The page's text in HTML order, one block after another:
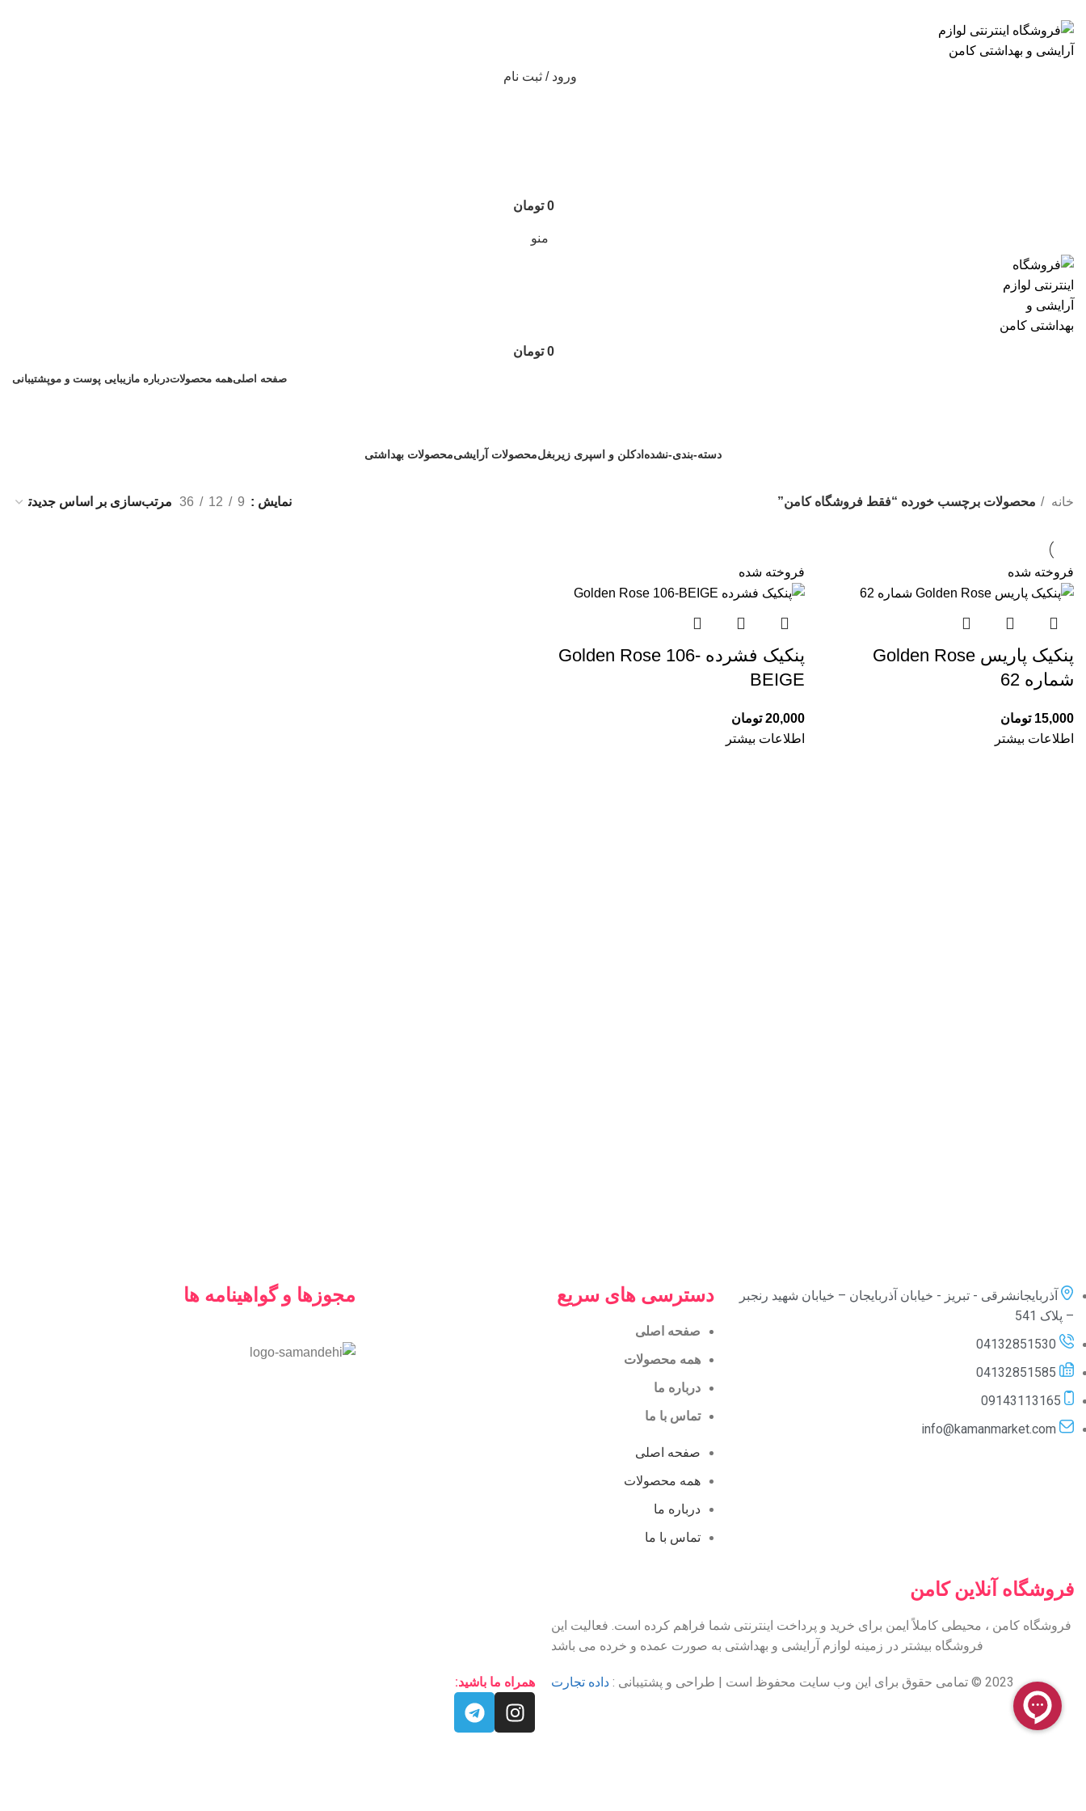
ورود / ثبت نام
0 تومان
منو
0 تومان
صفحه اصلیهمه محصولاتدرباره مازیبایی پوست و موپشتیبانی
دسته-بندی-نشده ادکلن و اسپری زیربغلمحصولات آرایشیمحصولات بهداشتی
خانه محصولات برچسب خورده “فقط فروشگاه کامن” نمایش 9
12
36
فروخته شده
پنکیک پاریس Golden Rose
شماره 62
15,000 تومان
اطلاعات بیشتر
فروخته شده
پنکیک فشرده Golden Rose 106-
BEIGE
20,000 تومان
اطلاعات بیشتر
آذربایجانشرقی - تبریز - خیابان آذربایجان – خیابان شهید رنجبر
– پلاک 541
04132851530
04132851585
09143113165
info@kamanmarket.com
دسترسی های سریع
صفحه اصلی
همه محصولات
درباره ما
تماس با ما
صفحه اصلی
همه محصولات
درباره ما
تماس با ما
مجوزها و گواهینامه ها
فروشگاه آنلاین کامن
فروشگاه کامن ، محیطی کاملاً ایمن برای خرید و پرداخت اینترنتی شما فراهم کرده است. فعالیت این
فروشگاه بیشتر در زمینه لوازم آرایشی و بهداشتی به صورت عمده و خرده می باشد
2023 © تمامی حقوق برای این وب سایت محفوظ است | طراحی و پشتیبانی : داده تجارت همراه ما باشید: